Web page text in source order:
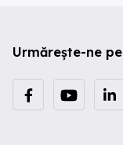
Urmărește-ne pe